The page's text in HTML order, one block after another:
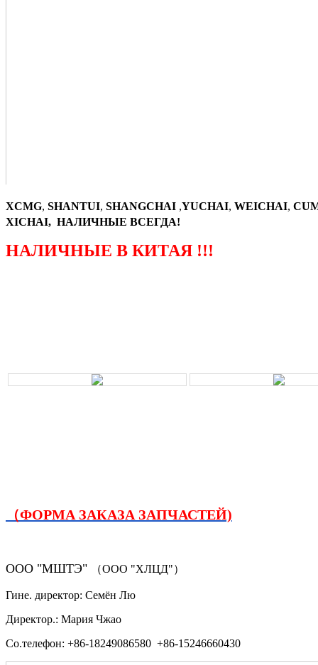
XCMG, SHANTUI, SHANGCHAI ,YUCHAI, WEICHAI,
XICHAI, НАЛИЧНЫЕ ВСЕГДА!
НАЛИЧНЫЕ В КИТАЯ !!!
（ФОРМА ЗАКАЗА ЗАПЧАСТЕЙ)
ООО "МШТЭ" （ООО "ХЛЦД"）
Гине. директор: Семён Лю
Директор.: Мария Чжао
Со.телефон: +86-18249086580 +86-15246660430